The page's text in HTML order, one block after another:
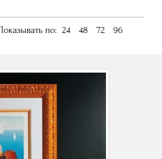
по: 24 48 72 96